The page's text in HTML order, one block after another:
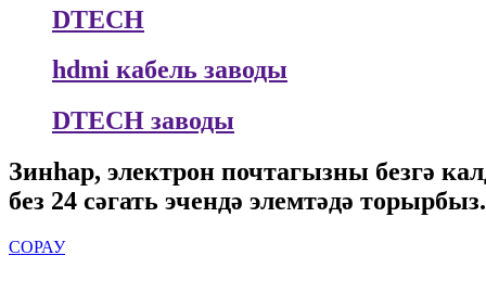
DTECH
hdmi кабель заводы
DTECH заводы
Зинһар, электрон почтагызны безгә
без 24 сәгать эчендә элемтәдә торырбыз.
СОРАУ